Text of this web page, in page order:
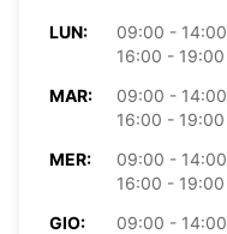
LUN:
09:00 - 14:00
16:00 - 19:00
MAR:
09:00 - 14:00
16:00 - 19:00
MER:
09:00 - 14:00
16:00 - 19:00
GIO:
09:00 - 14:00